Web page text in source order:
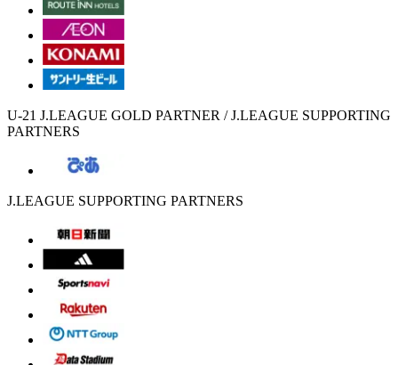
U-21 J.LEAGUE GOLD PARTNER / J.LEAGUE SUPPORTING
PARTNERS
J.LEAGUE SUPPORTING PARTNERS